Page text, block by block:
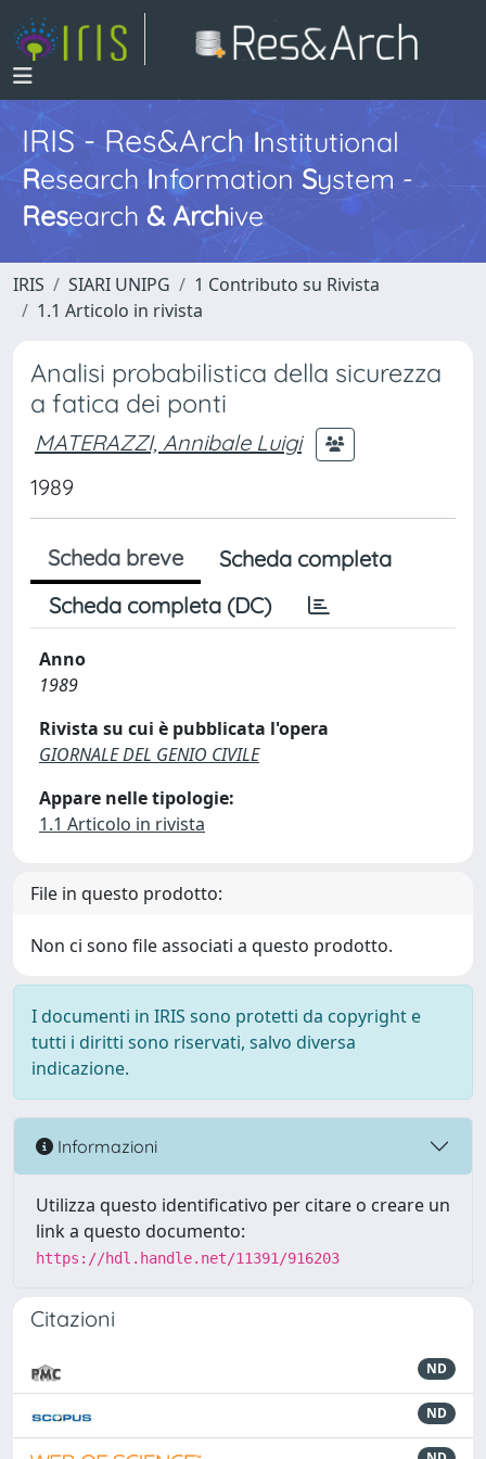
IRIS - Res&ArchInstitutional
Research InformationSystem -
Research & Archive
IRIS SIARI UNIPG
1 Contributo su Rivista
1.1 Articolo in rivista
Analisi probabilistica della sicurezza
a fatica dei ponti
MATERAZZI, Annibale Luigi
1989
Scheda breve
Scheda completa
Scheda completa (DC)
Anno
1989
Rivista su cui è pubblicata l'opera
GIORNALE DEL GENIO CIVILE
Appare nelle tipologie:
1.1 Articolo in rivista
File in questo prodotto:
Non ci sono file associati a questo prodotto.
I documenti in IRIS sono protetti da copyright e
tutti i diritti sono riservati, salvo diversa
indicazione.
Informazioni
Utilizza questo identificativo per citare o creare un
link a questo documento:
https://hdl.handle.net/11391/916203
Citazioni
ND
ND